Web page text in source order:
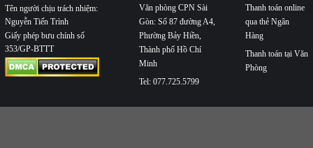
Tên người chịu trách nhiệm:
Nguyễn Tiến Trình
Giấy phép bưu chính số
353/GP-BTTT
Văn phòng CPN Sài
Gòn: Số 87 đường A4,
Phường Bảy Hiền,
Thành phố Hồ Chí
Minh
Tel: 077.725.5799
Thanh toán online
qua thẻ Ngân
Hàng
Thanh toán tại Văn
Phòng